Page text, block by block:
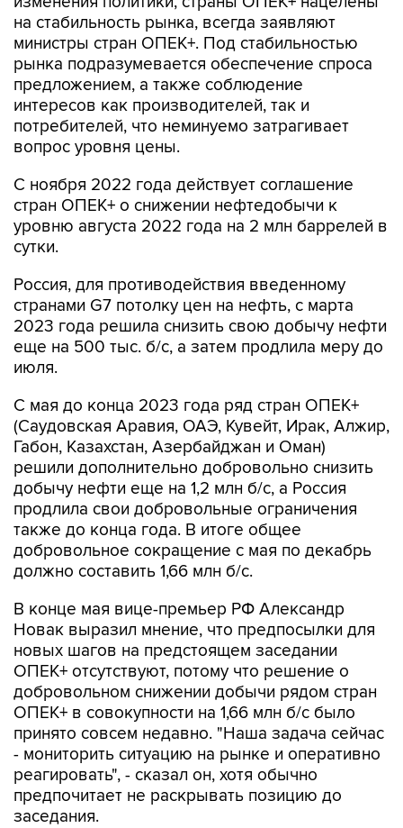
на стабильность рынка, всегда заявляют
министры стран ОПЕК+. Под стабильностью
рынка подразумевается обеспечение спроса
предложением, а также соблюдение
интересов как производителей, так и
потребителей, что неминуемо затрагивает
вопрос уровня цены.
С ноября 2022 года действует соглашение
стран ОПЕК+ о снижении нефтедобычи к
уровню августа 2022 года на 2 млн баррелей в
сутки.
Россия, для противодействия введенному
странами G7 потолку цен на нефть, с марта
2023 года решила снизить свою добычу нефти
еще на 500 тыс. б/с, а затем продлила меру до
июля.
С мая до конца 2023 года ряд стран ОПЕК+
(Саудовская Аравия, ОАЭ, Кувейт, Ирак, Алжир,
Габон, Казахстан, Азербайджан и Оман)
решили дополнительно добровольно снизить
добычу нефти еще на 1,2 млн б/с, а Россия
продлила свои добровольные ограничения
также до конца года. В итоге общее
добровольное сокращение с мая по декабрь
должно составить 1,66 млн б/с.
В конце мая вице-премьер РФ Александр
Новак выразил мнение, что предпосылки для
новых шагов на предстоящем заседании
ОПЕК+ отсутствуют, потому что решение о
добровольном снижении добычи рядом стран
ОПЕК+ в совокупности на 1,66 млн б/с было
принято совсем недавно. "Наша задача сейчас
- мониторить ситуацию на рынке и оперативно
реагировать", - сказал он, хотя обычно
предпочитает не раскрывать позицию до
заседания.